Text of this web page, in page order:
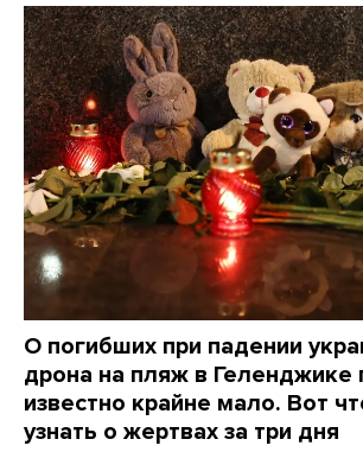
О погибших при падении
дрона на пляж в
известно крайне мало. Вот
узнать о жертвах за три дня